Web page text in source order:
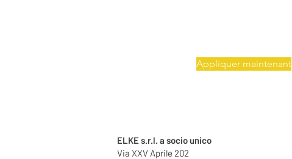
Appliquer maintenant
ELKE s.r.l. a socio unico
Via XXV Aprile 202